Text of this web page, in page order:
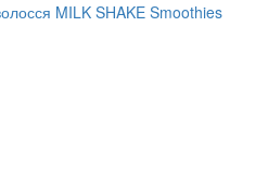
MILK SHAKE Smoothies